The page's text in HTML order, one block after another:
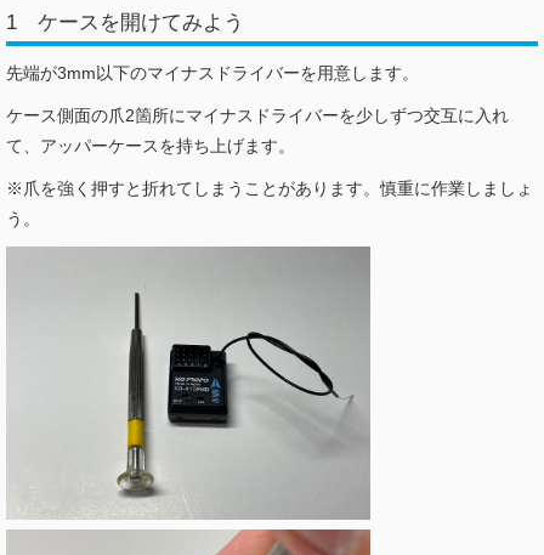
1 ケースを開けてみよう
先端が3mm以下のマイナスドライバーを用意します。
ケース側面の爪2箇所にマイナスドライバーを少しずつ交互に入れ
て、アッパーケースを持ち上げます。
※爪を強く押すと折れてしまうことがあります。慎重に作業しましょ
う。